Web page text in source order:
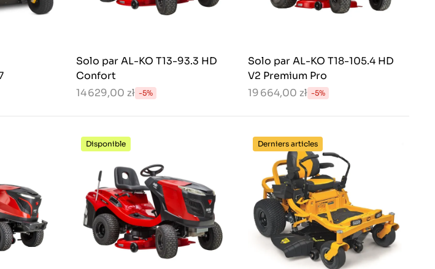
Solo par AL-KO T13-93.3 HD
Confort
14 629,00 zł -5%
Solo par AL-KO T18-105.4 HD
V2 Premium Pro
19 664,00 zł -5%
Disponible Derniers articles